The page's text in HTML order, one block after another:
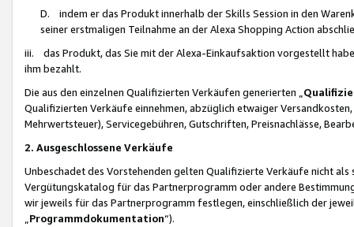
D. indem er das Produkt innerhalb der Skills Session in den
seiner erstmaligen Teilnahme an der Alexa Shopping Action
iii. das Produkt, das Sie mit der Alexa-Einkaufsaktion vorgestellt
ihm bezahlt.
Die aus den einzelnen Qualifizierten Verkäufen generierten „
Qualifizierten Verkäufe einnehmen, abzüglich etwaiger
Mehrwertsteuer), Servicegebühren, Gutschriften, Preisnachlässe,
2. Ausgeschlossene Verkäufe
Unbeschadet des Vorstehenden gelten Qualifizierte Verkäufe nicht
Vergütungskatalog für das Partnerprogramm oder andere
wir jeweils für das Partnerprogramm festlegen, einschließlich der
Programmdokumentation“).